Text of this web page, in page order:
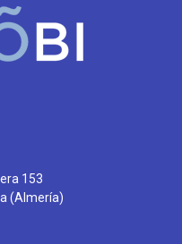
153
(Almería)